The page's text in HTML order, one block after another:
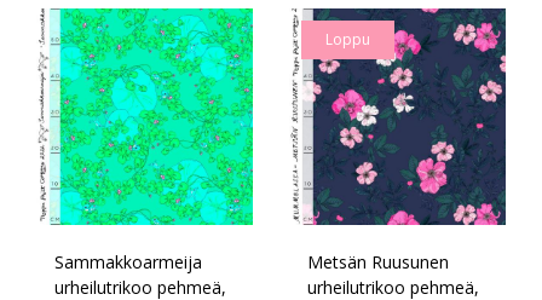
Sammakkoarmeija
urheilutrikoo pehmeä,
Loppu
Metsän Ruusunen
urheilutrikoo pehmeä,